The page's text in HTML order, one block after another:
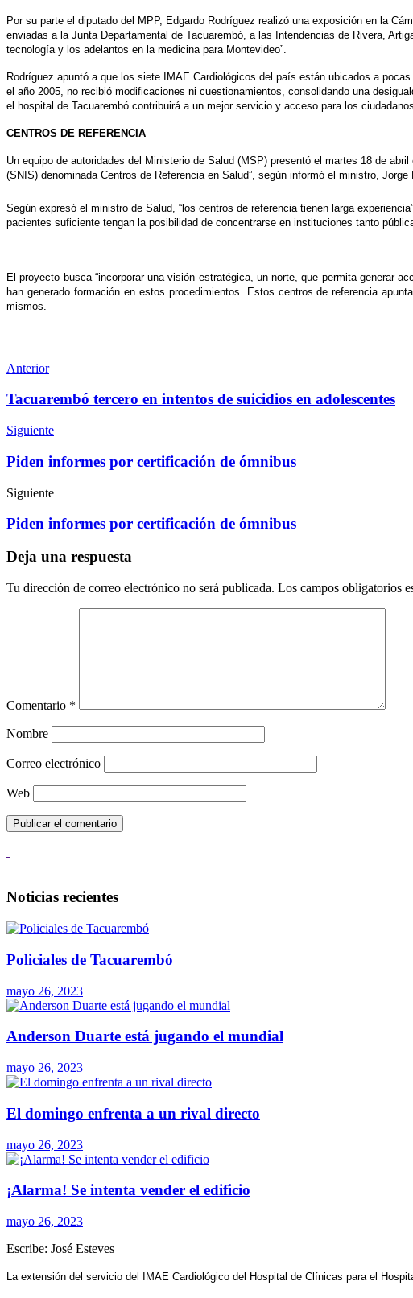
Por su parte el diputado del MPP, Edgardo Rodríguez realizó una exposición en la
enviadas a la Junta Departamental de Tacuarembó, a las Intendencias de Rivera,
tecnología y los adelantos en la medicina para Montevideo”.
Rodríguez apuntó a que los siete IMAE Cardiológicos del país están ubicados a
el año 2005, no recibió modificaciones ni cuestionamientos, consolidando una
el hospital de Tacuarembó contribuirá a un mejor servicio y acceso para los
CENTROS DE REFERENCIA
Un equipo de autoridades del Ministerio de Salud (MSP) presentó el martes 18 de
(SNIS) denominada Centros de Referencia en Salud”, según informó el ministro,
Según expresó el ministro de Salud, “los centros de referencia tienen larga
pacientes suficiente tengan la posibilidad de concentrarse en instituciones tanto
El proyecto busca “incorporar una visión estratégica, un norte, que permita generar
han generado formación en estos procedimientos. Estos centros de referencia
mismos.
Anterior
Tacuarembó tercero en intentos de suicidios en adolescentes
Siguiente
Piden informes por certificación de ómnibus
Siguiente
Piden informes por certificación de ómnibus
Deja una respuesta
Tu dirección de correo electrónico no será publicada. Los campos obligatorios
Comentario *
Nombre
Correo electrónico
Web
Noticias recientes
Policiales de Tacuarembó
mayo 26, 2023
Anderson Duarte está jugando el mundial
mayo 26, 2023
El domingo enfrenta a un rival directo
mayo 26, 2023
¡Alarma! Se intenta vender el edificio
mayo 26, 2023
Escribe: José Esteves
La extensión del servicio del IMAE Cardiológico del Hospital de Clínicas para el